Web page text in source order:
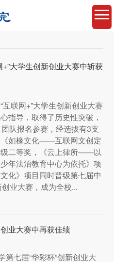
大学生创新创业大赛中斩获
联网+”大学生创新创业大赛
指导，取得了历史性突破，
队报名参赛，经选拔有3支
如椽文化——互联网文创定
二等奖，《云上律所——以
年法治教育中心为依托》项
化》项目同时晋级第七届中
业大赛，成为全校...
业大赛中再获佳绩
七届“华彩杯”创新创业大